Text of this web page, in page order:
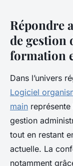
Répondre
de gestion
formation
Dans l’univers
Logiciel
main
gestion
tout en restant
actuelle. La
notamment